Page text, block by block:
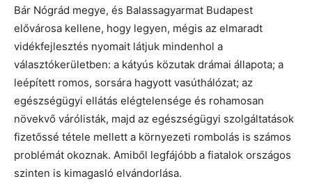
Bár Nógrád megye, és Balassagyarmat Budapest
elővárosa kellene, hogy legyen, mégis az elmaradt
vidékfejlesztés nyomait látjuk mindenhol a
választókerületben: a kátyús közutak drámai állapota; a
leépített romos, sorsára hagyott vasúthálózat; az
egészségügyi ellátás elégtelensége és rohamosan
növekvő várólisták, majd az egészségügyi szolgáltatások
fizetőssé tétele mellett a környezeti rombolás is számos
problémát okoznak. Amiből legfájóbb a fiatalok országos
szinten is kimagasló elvándorlása.